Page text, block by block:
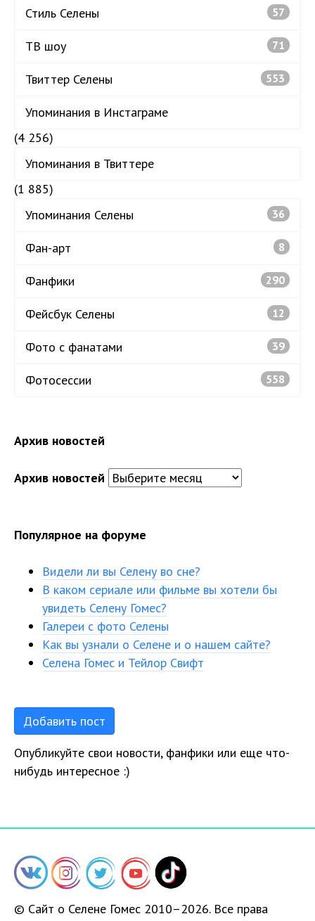
Стиль Селены 57
ТВ шоу 71
Твиттер Селены 553
Упоминания в Инстаграме
(4 256)
Упоминания в Твиттере
(1 885)
Упоминания Селены
36
Фан-арт 8
Фанфики 290
Фейсбук Селены 12
Фото с фанатами 39
Фотосессии 558
Архив новостей
Архив новостей
Популярное на форуме
Видели ли вы Селену во сне?
В каком сериале или фильме вы хотели бы
увидеть Селену Гомес?
Галереи с фото Селены
Как вы узнали о Селене и о нашем сайте?
Селена Гомес и Тейлор Свифт
Добавить пост
Опубликуйте свои новости, фанфики или еще что-
нибудь интересное :)
© Сайт о Селене Гомес 2010–2026. Все права